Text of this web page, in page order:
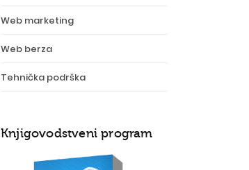
Web marketing
Web berza
Tehnička podrška
Knjigovodstveni program